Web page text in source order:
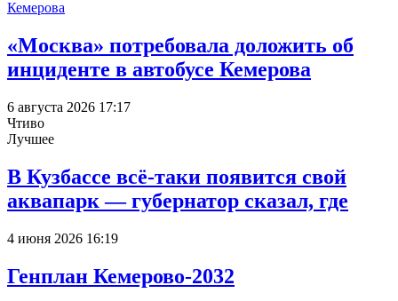
«Москва» потребовала доложить об
инциденте в автобусе Кемерова
6 августа 2026 17:17
Чтиво
Лучшее
В Кузбассе всё-таки появится свой
аквапарк — губернатор сказал, где
4 июня 2026 16:19
Генплан Кемерово-2032